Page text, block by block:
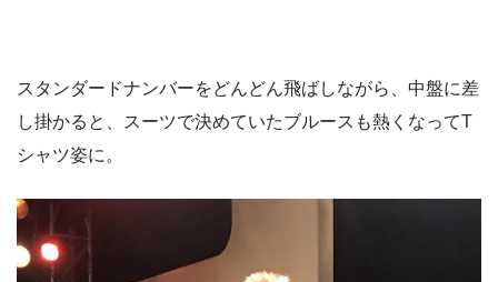
スタンダードナンバーをどんどん飛ばしながら、中盤に差
し掛かると、スーツで決めていたブルースも熱くなってT
シャツ姿に。